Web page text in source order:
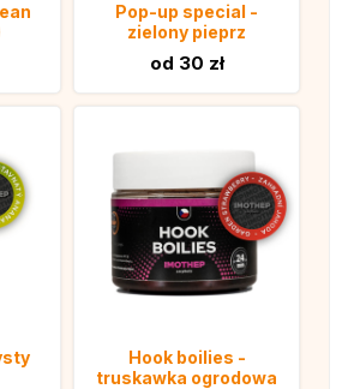
Pop-up special -
zielony pieprz
od 30 zł
Hook boilies -
truskawka ogrodowa